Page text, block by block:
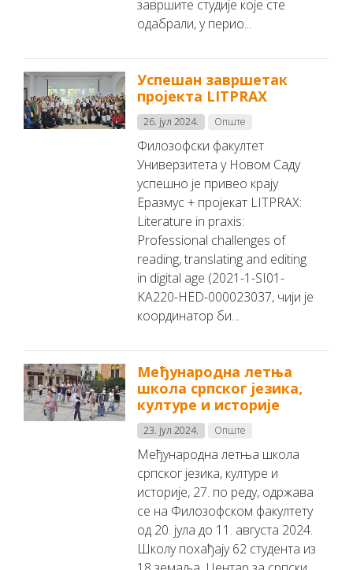
завршите студије које сте
одабрали, у перио...
Успешан завршетак
пројекта LITPRAX
26. јул 2024. Опште
Филозофски факултет
Универзитета у Новом Саду
успешно је привео крају
Еразмус + пројекат LITPRAX:
Literature in praxis:
Professional challenges of
reading, translating and editing
in digital age (2021-1-SI01-
KA220-HED-000023037, чији је
координатор би...
Међународна летња
школа српског језика,
културе и историје
23. јул 2024. Опште
Међународна летња школа
српског језика, културе и
историје, 27. по реду, одржава
се на Филозофском факултету
од 20. јула до 11. августа 2024.
Школу похађају 62 студента из